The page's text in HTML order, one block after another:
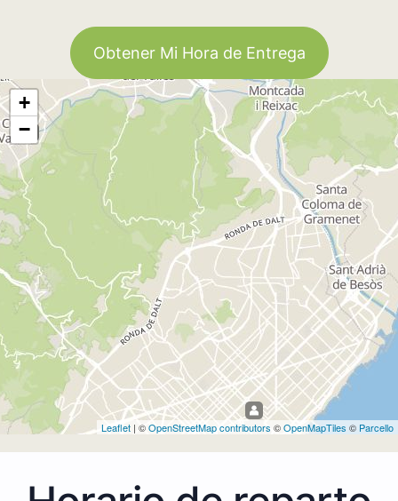
Obtener Mi Hora de Entrega
+
−
Leaflet | ©OpenStreetMap contributors ©OpenMapTiles © Parcello